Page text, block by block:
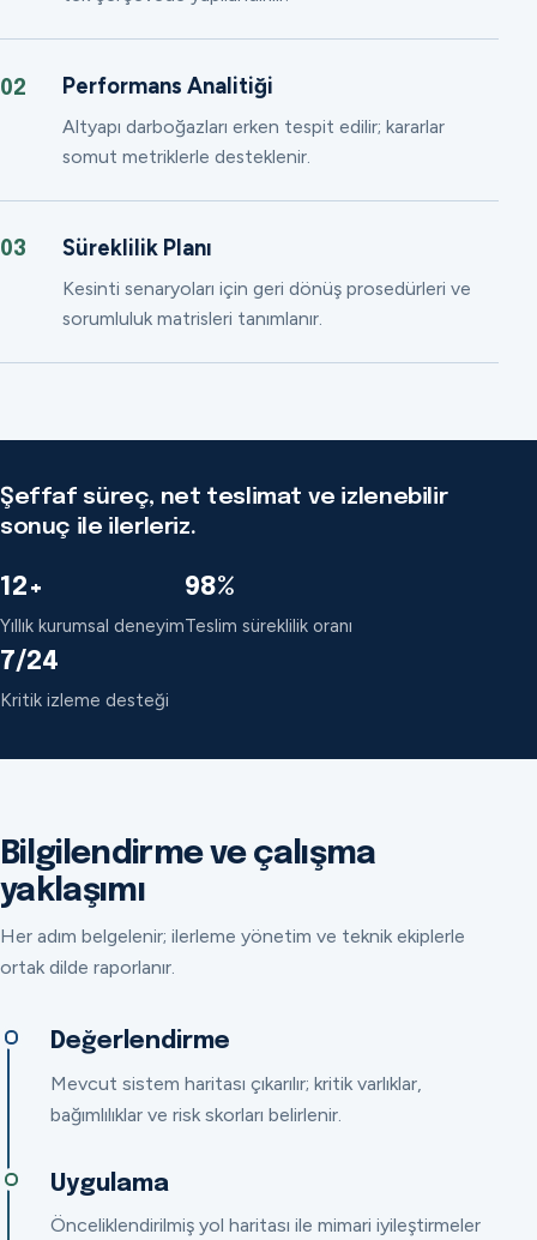
02 Performans Analitiği
Altyapı darboğazları erken tespit edilir; kararlar
somut metriklerle desteklenir.
03 Süreklilik Planı
Kesinti senaryoları için geri dönüş prosedürleri ve
sorumluluk matrisleri tanımlanır.
Şeffaf süreç, net teslimat ve izlenebilir
sonuç ile ilerleriz.
12+
Yıllık kurumsal deneyim
98%
Teslim süreklilik oranı
7/24
Kritik izleme desteği
Bilgilendirme ve çalışma
yaklaşımı
Her adım belgelenir; ilerleme yönetim ve teknik ekiplerle
ortak dilde raporlanır.
Değerlendirme
Mevcut sistem haritası çıkarılır; kritik varlıklar,
bağımlılıklar ve risk skorları belirlenir.
Uygulama
Önceliklendirilmiş yol haritası ile mimari iyileştirmeler